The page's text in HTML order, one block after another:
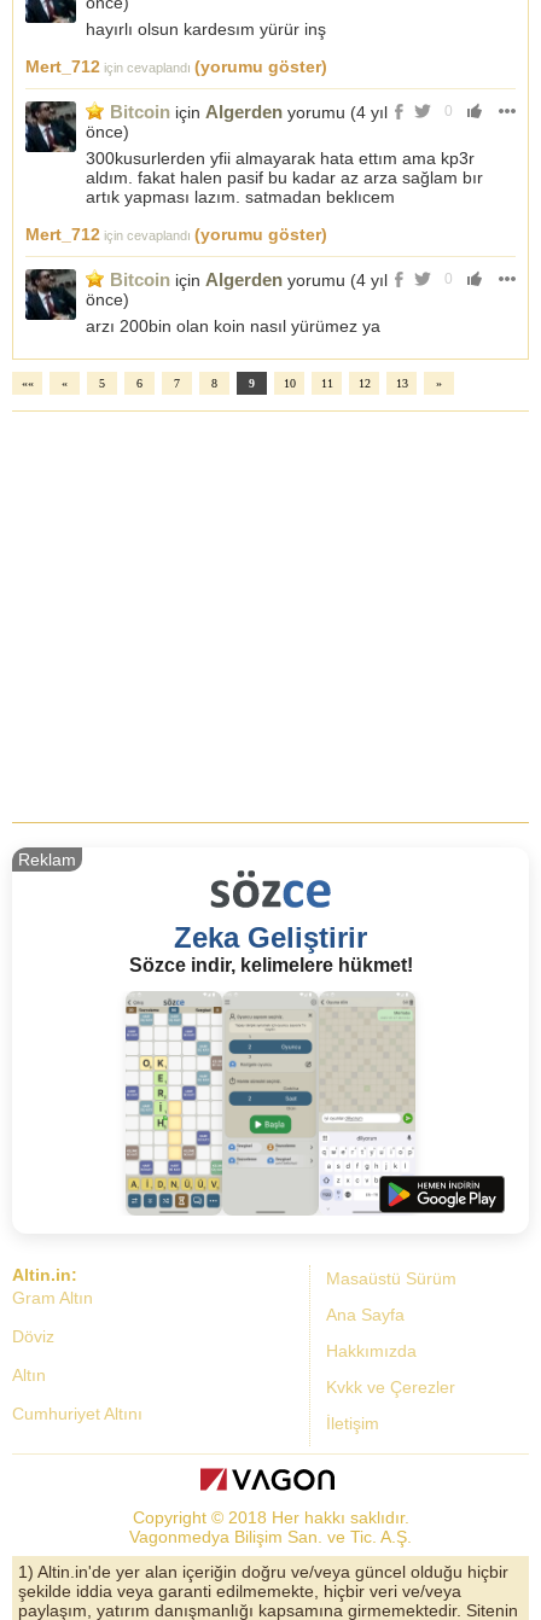
hayırlı olsun kardesım yürür inş
Mert_712 için cevaplandı (yorumu göster)
0
Bitcoin için Algerden yorumu (4 yıl
önce)
300kusurlerden yfii almayarak hata ettım ama kp3r
aldım. fakat halen pasif bu kadar az arza sağlam bır
artık yapması lazım. satmadan beklıcem
Mert_712 için cevaplandı (yorumu göster)
0
Bitcoin için Algerden yorumu (4 yıl
önce)
arzı 200bin olan koin nasıl yürümez ya
«« « 5 6 7 8 9 10 11 12 13 »
Zeka Geliştirir
Sözce indir, kelimelere hükmet!
Reklam
Masaüstü Sürüm
Ana Sayfa
Hakkımızda
Kvkk ve Çerezler
İletişim
Altin.in:
Gram Altın
Döviz
Altın
Cumhuriyet Altını
Dolar Kuru
Altın Yorumları
Döviz Kurları
Copyright © 2018 Her hakkı saklıdır.
Vagonmedya Bilişim San. ve Tic. A.Ş.
1) Altin.in'de yer alan içeriğin doğru ve/veya güncel olduğu hiçbir
şekilde iddia veya garanti edilmemekte, hiçbir veri ve/veya
paylaşım, yatırım danışmanlığı kapsamına girmemektedir. Sitenin